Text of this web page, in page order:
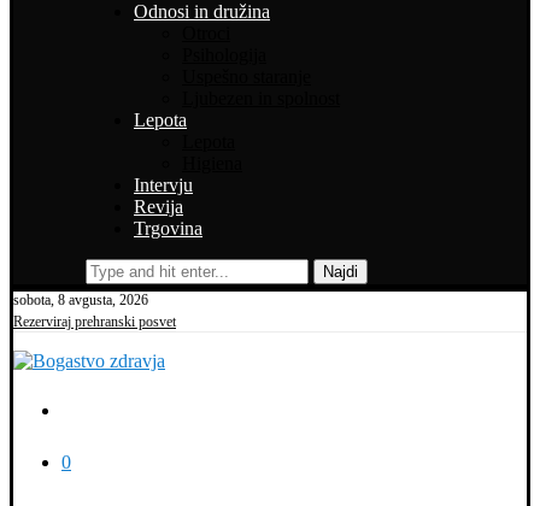
Odnosi in družina
Lepota
Intervju
Revija
Trgovina
Najdi
sobota, 8 avgusta, 2026
Rezerviraj prehranski posvet
0